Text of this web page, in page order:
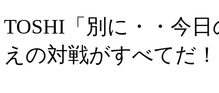
TOSHI「別に・・今
えの対戦がすべてだ